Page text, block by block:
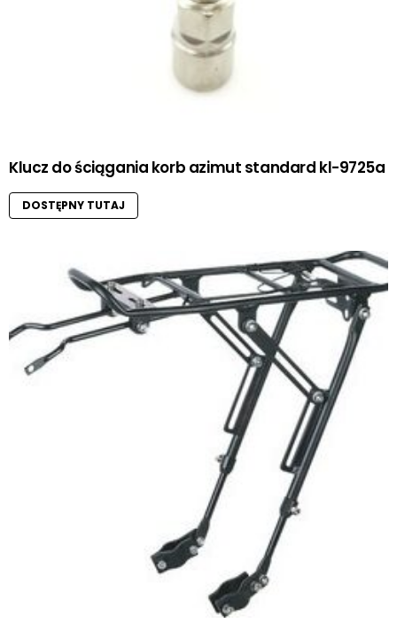
Klucz do ściągania korb azimut standard kl-9725a
DOSTĘPNY TUTAJ